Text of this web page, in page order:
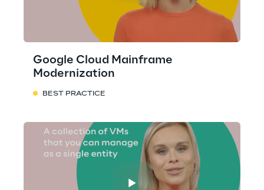
Google Cloud Mainframe
Modernization
BEST PRACTICE